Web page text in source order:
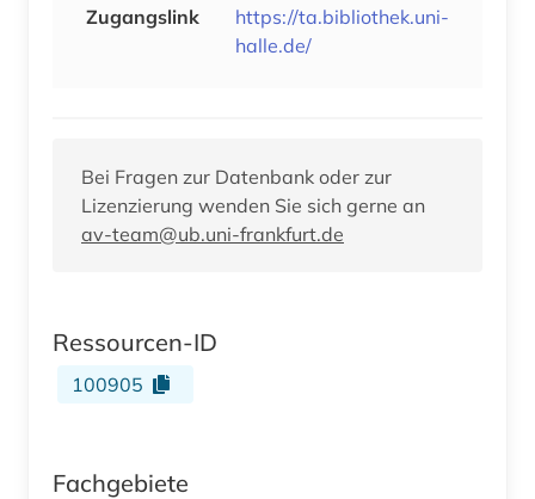
Zugangslink
https://ta.bibliothek.uni-
halle.de/
Bei Fragen zur Datenbank oder zur
Lizenzierung wenden Sie sich gerne an
av-team@ub.uni-frankfurt.de
Ressourcen-ID
100905
Fachgebiete